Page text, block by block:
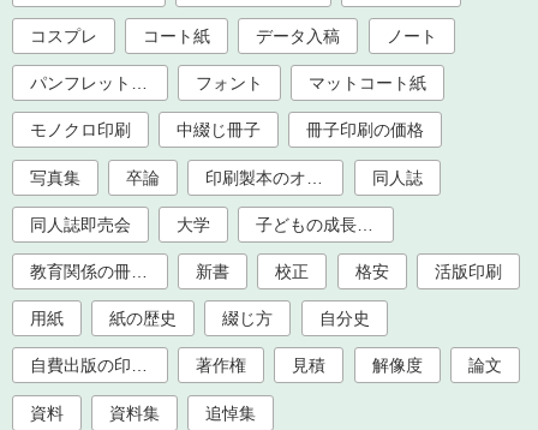
コスプレ コート紙 データ入稿 ノート
パンフレット印刷 フォント マットコート紙
モノクロ印刷 中綴じ冊子 冊子印刷の価格
写真集 卒論 同人誌
同人誌即売会 大学
新書 校正 格安 活版印刷
用紙 紙の歴史 綴じ方 自分史
自費出版の印刷製本 著作権 見積 解像度 論文
資料 資料集 追悼集